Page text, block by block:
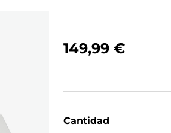
149,99 €
Cantidad